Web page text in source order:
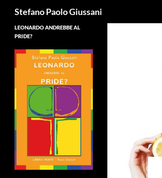
Stefano Paolo Giussani
LEONARDO ANDREBBE AL
PRIDE?